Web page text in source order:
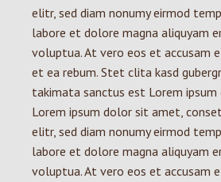
elitr, sed diam nonumy eirmod
labore et dolore magna aliquyam
voluptua. At vero eos et accusam
et ea rebum. Stet clita kasd
takimata sanctus est Lorem
Lorem ipsum dolor sit amet,
elitr, sed diam nonumy eirmod
labore et dolore magna aliquyam
voluptua. At vero eos et accusam